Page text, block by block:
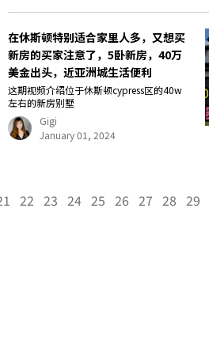
在休斯顿特别适合家里人多，又想买
新房的买家注意了，5卧新房，40万
美金出头，近亚洲城生活便利
这期视频介绍位于休斯顿cypress区的40w
左右的新房别墅
Gigi
January 01, 2024
22 23 24 25 26 27 28 29